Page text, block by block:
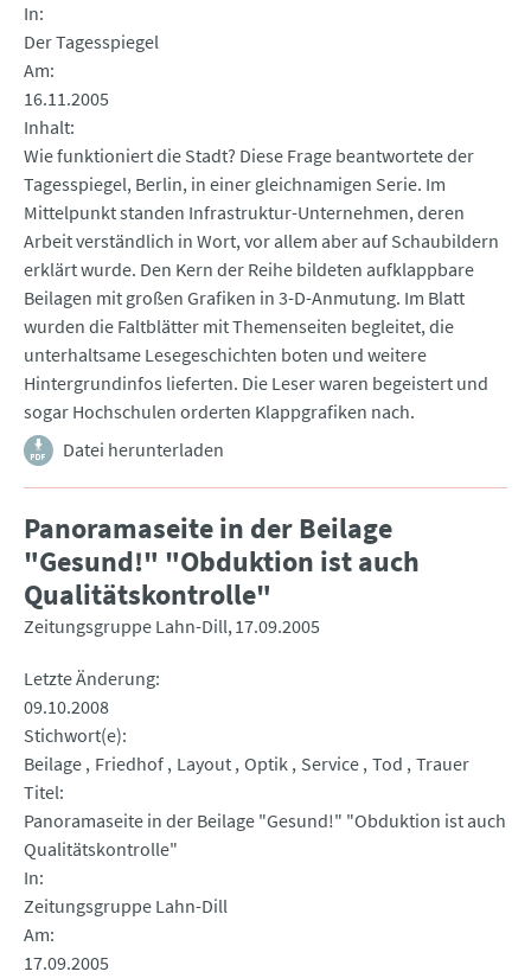
In
Der Tagesspiegel
Am
16.11.2005
Inhalt
Wie funktioniert die Stadt? Diese Frage beantwortete der
Tagesspiegel, Berlin, in einer gleichnamigen Serie. Im
Mittelpunkt standen Infrastruktur-Unternehmen, deren
Arbeit verständlich in Wort, vor allem aber auf Schaubildern
erklärt wurde. Den Kern der Reihe bildeten aufklappbare
Beilagen mit großen Grafiken in 3-D-Anmutung. Im Blatt
wurden die Faltblätter mit Themenseiten begleitet, die
unterhaltsame Lesegeschichten boten und weitere
Hintergrundinfos lieferten. Die Leser waren begeistert und
sogar Hochschulen orderten Klappgrafiken nach.
Datei herunterladen
Panoramaseite in der Beilage
"Gesund!" "Obduktion ist auch
Qualitätskontrolle"
Zeitungsgruppe Lahn-Dill 17.09.2005
Letzte Änderung
09.10.2008
Stichwort(e)
Beilage Friedhof Layout Optik Service Tod Trauer
Titel
Panoramaseite in der Beilage "Gesund!" "Obduktion ist auch
Qualitätskontrolle"
In
Zeitungsgruppe Lahn-Dill
Am
17.09.2005